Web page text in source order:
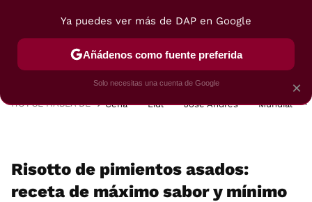
POSTRES VIAJES SELECCIÓN VEGUI
HOY SE HABLA DE Cena Lidl José Andrés Mundial
Risotto de pimientos asados:
receta de máximo sabor y mínimo
×
Ya puedes ver más de DAP en Google
Añádenos como fuente preferida
Solo necesitas una cuenta de Google